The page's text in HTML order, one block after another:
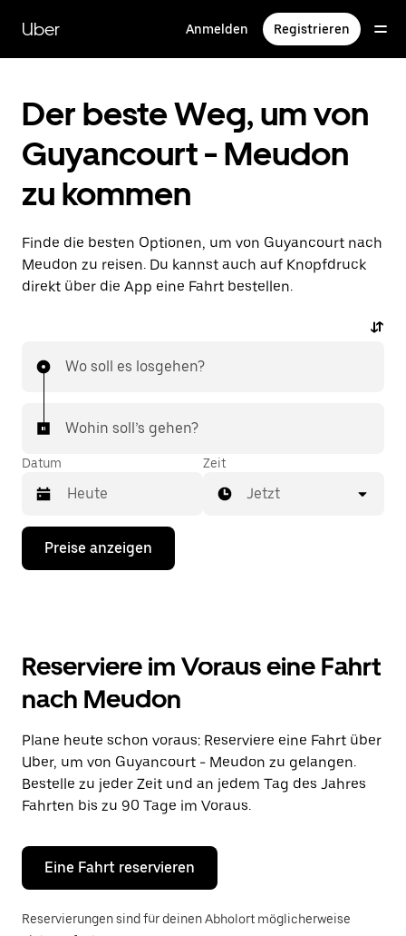
zum
Hauptinhalt
Uber Anmelden Registrieren
Der beste Weg, um von
Guyancourt - Meudon
zu kommen
Finde die besten Optionen, um von Guyancourt nach
Meudon zu reisen. Du kannst auch auf Knopfdruck
direkt über die App eine Fahrt bestellen.
Wo soll es losgehen?
Wohin soll’s gehen?
Datum
Drücke
Nach-
Kalender
interagieren
ein
Datum
auszuwählen.
Drücke
die
Escape-
um
den
Kalender
schließen.
Zeit
Jetzt
Preise anzeigen
Reserviere im Voraus eine Fahrt
nach Meudon
Plane heute schon voraus: Reserviere eine Fahrt über
Uber, um von Guyancourt - Meudon zu gelangen.
Bestelle zu jeder Zeit und an jedem Tag des Jahres
Fahrten bis zu 90 Tage im Voraus.
Eine Fahrt reservieren
Reservierungen sind für deinen Abholort möglicherweise